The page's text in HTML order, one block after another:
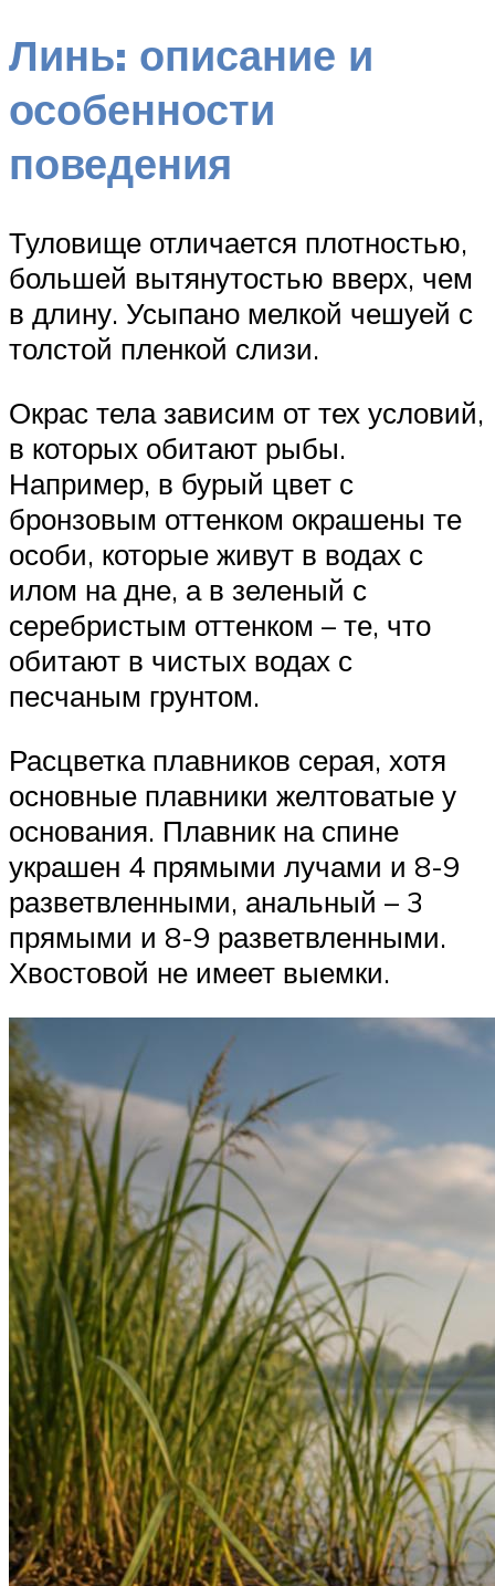
Линь: описание и
особенности
поведения
Туловище отличается плотностью,
большей вытянутостью вверх, чем
в длину. Усыпано мелкой чешуей с
толстой пленкой слизи.
Окрас тела зависим от тех условий,
в которых обитают рыбы.
Например, в бурый цвет с
бронзовым оттенком окрашены те
особи, которые живут в водах с
илом на дне, а в зеленый с
серебристым оттенком – те, что
обитают в чистых водах с
песчаным грунтом.
Расцветка плавников серая, хотя
основные плавники желтоватые у
основания. Плавник на спине
украшен 4 прямыми лучами и 8-9
разветвленными, анальный – 3
прямыми и 8-9 разветвленными.
Хвостовой не имеет выемки.